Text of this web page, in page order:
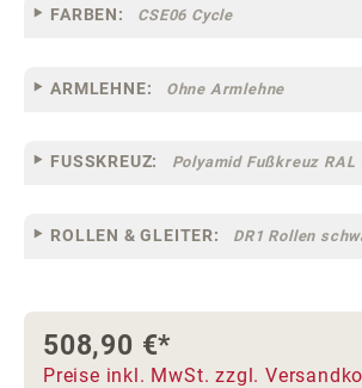
FARBEN: CSE06 Cycle
ARMLEHNE: Ohne Armlehne
FUSSKREUZ:
ROLLEN & GLEITER:
508,90 €*
Preise inkl. MwSt. zzgl.